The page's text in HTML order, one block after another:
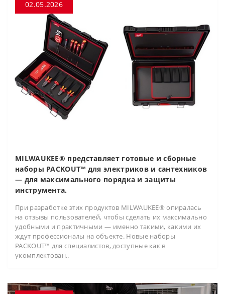
02.05.2026
MILWAUKEE® представляет готовые и сборные
наборы PACKOUT™ для электриков и сантехников
— для максимального порядка и защиты
инструмента.
При разработке этих продуктов MILWAUKEE® опиралась
на отзывы пользователей, чтобы сделать их максимально
удобными и практичными — именно такими, какими их
ждут профессионалы на объекте. Новые наборы
PACKOUT™ для специалистов, доступные как в
укомплектован..